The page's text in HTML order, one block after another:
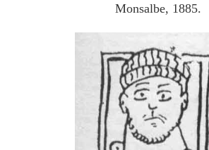
Monsalbe, 1885.